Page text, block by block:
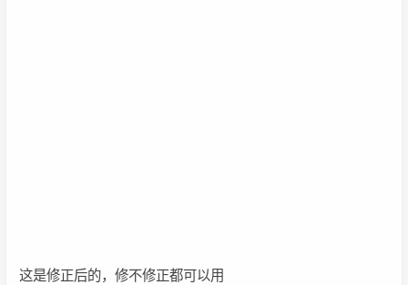
这是修正后的，修不修正都可以用